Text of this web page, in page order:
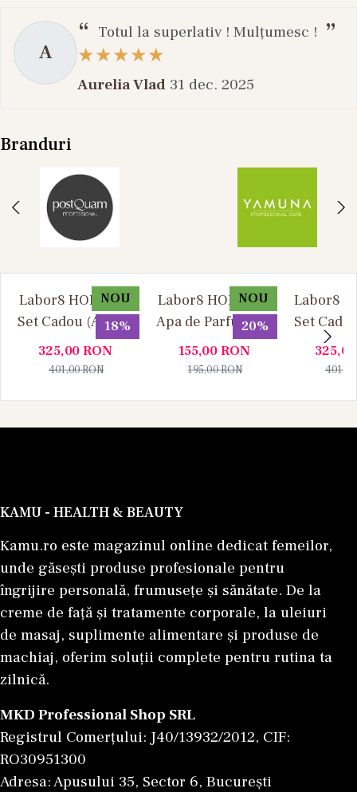
A
Totul la superlativ ! Mulțumesc !
Aurelia Vlad 31 dec. 2025
Branduri
NOU
18%
Labor8 HOD 881 -
Set Cadou (Apa de
Parfum 100 ml +
Apa de Parfum 10
325,00RON
401,00RON
NOU
20%
Labor8 HOD 881 -
Apa de Parfum, 30
ml, Unisex
155,00RON
195,00RON
Labor8
Set
Parfum
Apa de
KAMU - HEALTH & BEAUTY
Kamu.ro este magazinul online dedicat femeilor,
unde găsești produse profesionale pentru
îngrijire personală, frumusețe și sănătate. De la
creme de față și tratamente corporale, la uleiuri
de masaj, suplimente alimentare și produse de
machiaj, oferim soluții complete pentru rutina ta
zilnică.
MKD Professional Shop SRL
Registrul Comerțului: J40/13932/2012, CIF:
RO30951300
Adresa: Apusului 35, Sector 6, București